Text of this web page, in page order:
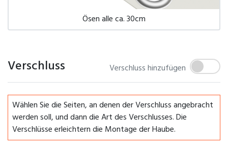
Ösen alle ca. 30cm
Verschluss Verschluss hinzufügen
Wählen Sie die Seiten, an denen der Verschluss angebracht
werden soll, und dann die Art des Verschlusses. Die
Verschlüsse erleichtern die Montage der Haube.